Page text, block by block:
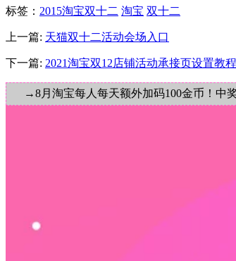
标签 ： 2015淘宝双十二 淘宝 双十二
上一篇: 天猫双十二活动会场入口
下一篇: 2021淘宝双12店铺活动承接页设置教程
→8月淘宝每人每天额外加码100金币！中